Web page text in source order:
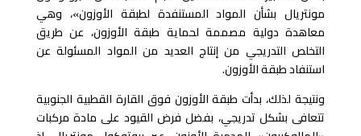
مونتريال بشأن المواد المستنفدة لطبقة الأوزون»، وهي
معاهدة دولية مصممة لحماية طبقة الأوزون، عن طريق
التخلص التدريجي من إنتاج العديد من المواد المسئولة عن
استنفاد طبقة الأوزون.
ونتيجة لذلك، بدأت طبقة الأوزون فوق القارة القطبية الجنوبية
تتعافى بشكل تدريجي، بفضل فرض القيود على مادة مركبات